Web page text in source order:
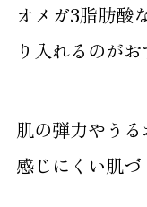
オメガ3脂肪酸
り入れるのがお
肌の弾力やう
感じにくい肌づ